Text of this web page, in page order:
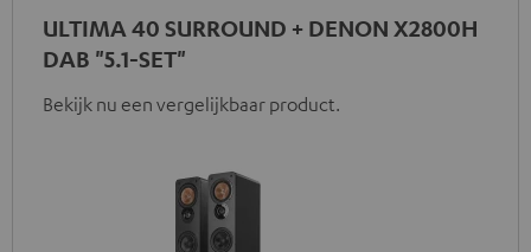
ULTIMA 40 SURROUND + DENON X2800H
DAB "5.1-SET"
Bekijk nu een vergelijkbaar product.